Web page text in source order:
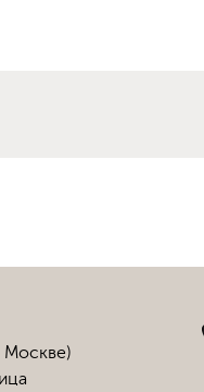
Москве)